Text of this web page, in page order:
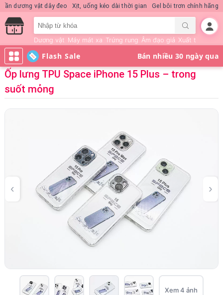
Nước hoa KD Quick Rush Quần dương vật dây đeo Xịt, uống kéo dài thời
Dương vật Máy mát xa Trứng rung Âm đạo giả Xuất tinh sớm
Flash Sale
Ốp lưng TPU Space iPhone 15 Plus – trong
suốt mỏng
Xem 4 ảnh